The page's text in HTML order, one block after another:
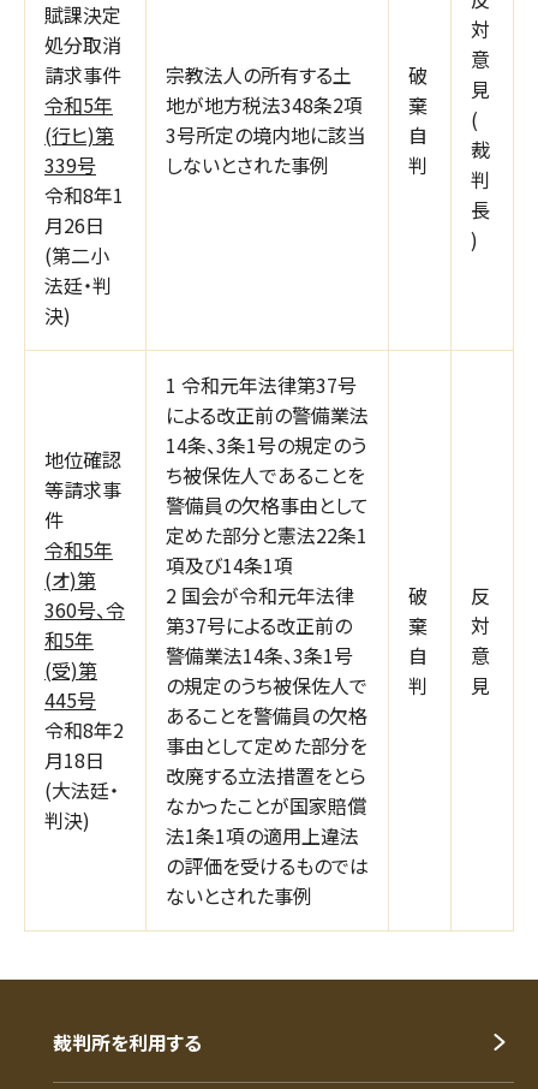
賦課決定
処分取消
請求事件
令和5年
(行ヒ)第
339号
令和8年1
月26日
(第二小
法廷・判
決)
宗教法人の所有する土
地が地方税法348条2項
3号所定の境内地に該当
しないとされた事例
破
棄
自
判
対
意
見
(
裁
判
長
)
地位確認
等請求事
件
令和5年
(オ)第
360号、令
和5年
(受)第
445号
令和8年2
月18日
(大法廷・
判決)
1 令和元年法律第37号
による改正前の警備業法
14条、3条1号の規定のう
ち被保佐人であることを
警備員の欠格事由として
定めた部分と憲法22条1
項及び14条1項
2 国会が令和元年法律
第37号による改正前の
警備業法14条、3条1号
の規定のうち被保佐人で
あることを警備員の欠格
事由として定めた部分を
改廃する立法措置をとら
なかったことが国家賠償
法1条1項の適用上違法
の評価を受けるものでは
ないとされた事例
破
棄
自
判
反
対
意
見
裁判所を利用する